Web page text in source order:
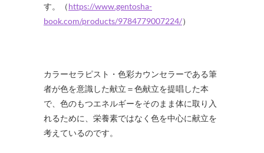
す。（https://www.gentosha-
book.com/products/9784779007224/）
カラーセラピスト・色彩カウンセラーである筆
者が色を意識した献立＝色献立を提唱した本
で、色のもつエネルギーをそのまま体に取り入
れるために、栄養素ではなく色を中心に献立を
考えているのです。